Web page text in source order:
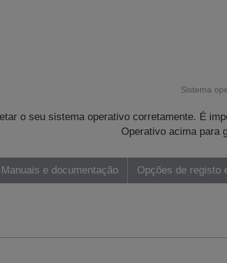
Sistema
o seu sistema operativo corretamente. É
Operativo acima para
Manuais e documentação Opções de registo